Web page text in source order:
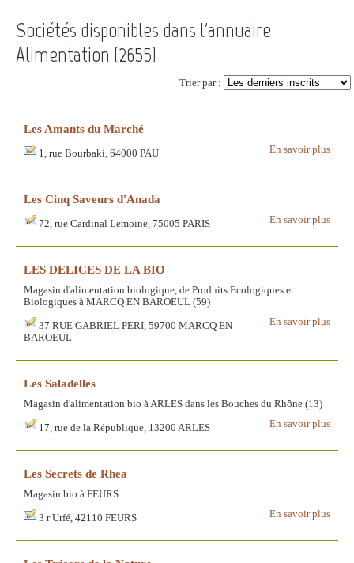
Sociétés disponibles dans l'annuaire
Alimentation (2655)
Trier par :
Les Amants du Marché
En savoir plus
1, rue Bourbaki, 64000 PAU
Les Cinq Saveurs d'Anada
En savoir plus
72, rue Cardinal Lemoine, 75005 PARIS
LES DELICES DE LA BIO
Magasin d'alimentation biologique, de Produits Ecologiques et
Biologiques à MARCQ EN BAROEUL (59)
En savoir plus
37 RUE GABRIEL PERI, 59700 MARCQ EN
BAROEUL
Les Saladelles
Magasin d'alimentation bio à ARLES dans les Bouches du Rhône (13)
En savoir plus
17, rue de la République, 13200 ARLES
Les Secrets de Rhea
Magasin bio à FEURS
En savoir plus
3 r Urfé, 42110 FEURS